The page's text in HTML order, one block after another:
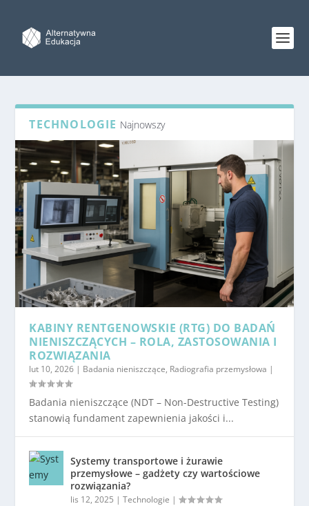
TECHNOLOGIE Najnowszy
KABINY RENTGENOWSKIE (RTG) DO BADAŃ
NIENISZCZĄCYCH – ROLA, ZASTOSOWANIA I
ROZWIĄZANIA
lut 10, 2026 | Badania nieniszczące, Radiografia przemysłowa |
Badania nieniszczące (NDT – Non-Destructive Testing)
stanowią fundament zapewnienia jakości i...
Systemy transportowe i żurawie
przemysłowe – gadżety czy wartościowe
rozwiązania?
lis 12, 2025 |Technologie |